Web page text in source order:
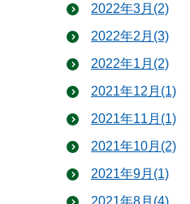
2022年3月(2)
2022年2月(3)
2022年1月(2)
2021年12月(1)
2021年11月(1)
2021年10月(2)
2021年9月(1)
2021年8月(4)